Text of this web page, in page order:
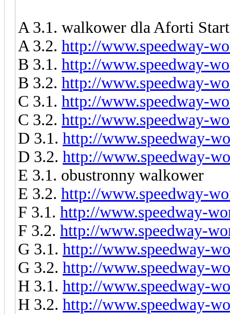
A 3.1. walkower dla Aforti
A 3.2. http://www.speedway-
B 3.1. http://www.speedway-
B 3.2. http://www.speedway-
C 3.1. http://www.speedway-
C 3.2. http://www.speedway-
D 3.1. http://www.speedway-
D 3.2. http://www.speedway-
E 3.1. obustronny walkower
E 3.2. http://www.speedway-
F 3.1. http://www.speedway-
F 3.2. http://www.speedway-
G 3.1. http://www.speedway-
G 3.2. http://www.speedway-
H 3.1. http://www.speedway-
H 3.2. http://www.speedway-